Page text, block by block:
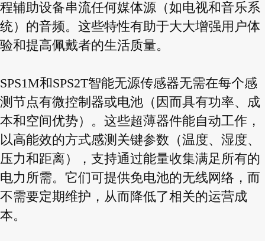
程辅助设备串流任何媒体源（如电视和音乐系
统）的音频。这些特性有助于大大增强用户体
验和提高佩戴者的生活质量。
SPS1M和SPS2T智能无源传感器无需在每个感
测节点有微控制器或电池（因而具有功率、成
本和空间优势）。这些超薄器件能自动工作，
以高能效的方式感测关键参数（温度、湿度、
压力和距离），支持通过能量收集满足所有的
电力所需。它们可提供免电池的无线网络，而
不需要定期维护，从而降低了相关的运营成
本。